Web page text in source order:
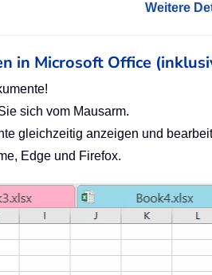
Weitere
in Microsoft Office
sich vom Mausarm.
gleichzeitig anzeigen und
Edge und Firefox.